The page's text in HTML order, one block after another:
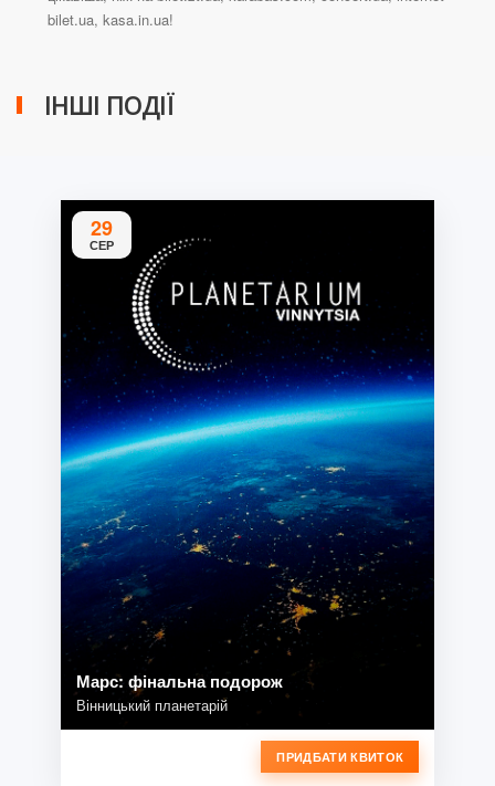
bilet.ua, kasa.in.ua!
ІНШІ ПОДІЇ
29
СЕР
Марс: фінальна подорож
Вінницький планетарій
ПРИДБАТИ КВИТОК